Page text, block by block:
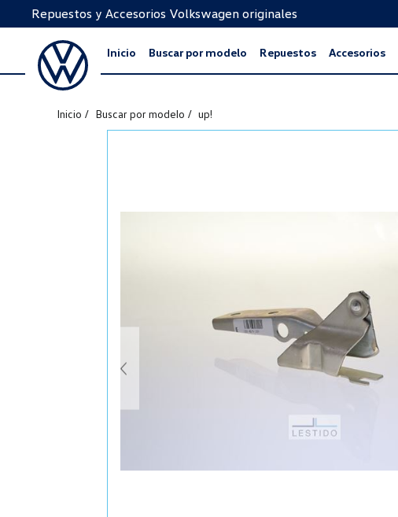
Repuestos y Accesorios Volkswagen originales
Inicio Buscar por modelo Repuestos Accesorios
Inicio Buscar por modelo up!